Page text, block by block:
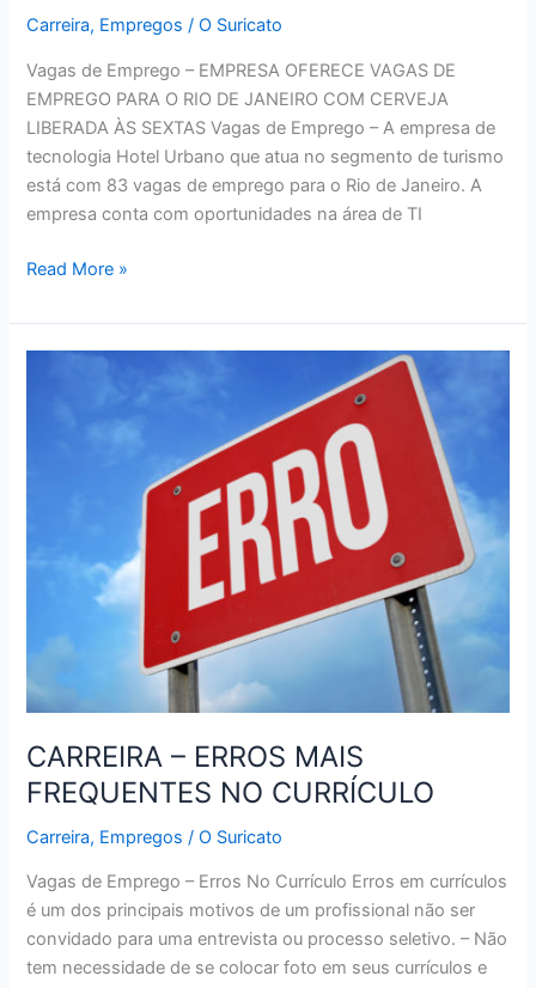
Carreira, Empregos /O Suricato
Vagas de Emprego – EMPRESA OFERECE VAGAS DE
EMPREGO PARA O RIO DE JANEIRO COM CERVEJA
LIBERADA ÀS SEXTAS Vagas de Emprego – A empresa de
tecnologia Hotel Urbano que atua no segmento de turismo
está com 83 vagas de emprego para o Rio de Janeiro. A
empresa conta com oportunidades na área de TI
VAGAS
EMPRESA
OFERECE
DE
CERVEJA
ÀS
Read More »
CARREIRA – ERROS MAIS
FREQUENTES NO CURRÍCULO
Carreira, Empregos /O Suricato
Vagas de Emprego – Erros No Currículo Erros em currículos
é um dos principais motivos de um profissional não ser
convidado para uma entrevista ou processo seletivo. – Não
tem necessidade de se colocar foto em seus currículos e